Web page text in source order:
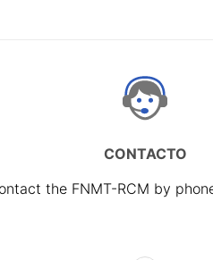
CONTACTO
the FNMT-RCM by